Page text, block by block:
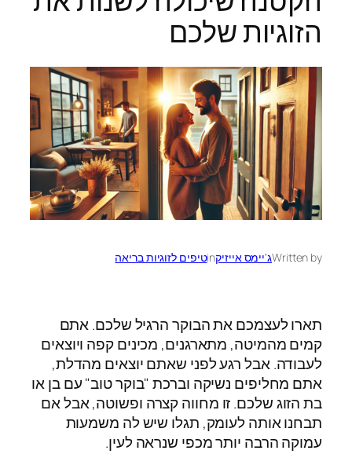
הזוגיות שלכם
Written byג'יימס אייזיקinטיפים לזוגיות בריאה
תארו לעצמכם את הבוקר הרגיל שלכם. אתם
קמים מהמיטה, מתארגנים, מכינים קפה ויוצאים
לעבודה. אבל רגע לפני שאתם יוצאים מהדלת,
אתם מחליפים נשיקה וברכת "בוקר טוב" עם בן או
בת הזוג שלכם. זו מחווה קצרה ופשוטה, אבל אם
תבחנו אותה לעומק, תגלו שיש לה משמעות
עמוקה הרבה יותר מכפי שנראה לעין.